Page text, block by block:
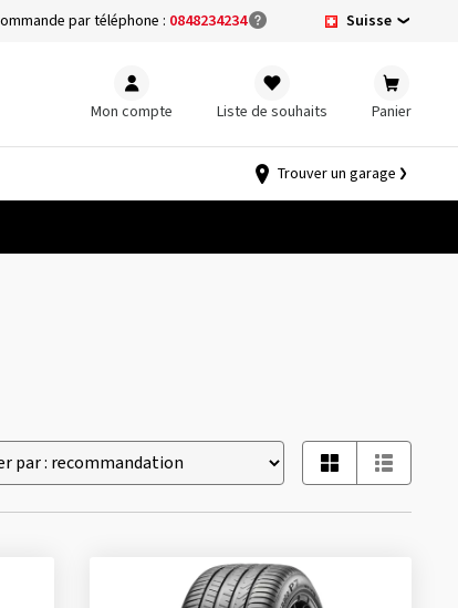
par téléphone : 0848234234 Suisse
Mon compte Liste de souhaits Panier
Trouver un garage